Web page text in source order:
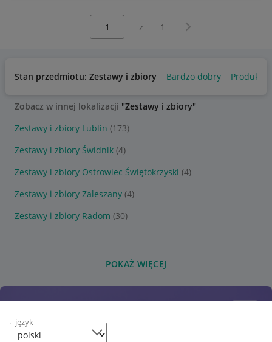
język
z 1 Następna strona
Stan przedmiotu: Zestawy i zbiory Bardzo dobry Produkt
Zobacz w innej lokalizacji "Zestawy i zbiory"
Zestawy i zbiory Lublin (173)
Zestawy i zbiory Świdnik (4)
Zestawy i zbiory Ostrowiec Świętokrzyski (4)
Zestawy i zbiory Zaleszany (4)
Zestawy i zbiory Radom (30)
POKAŻ WIĘCEJ